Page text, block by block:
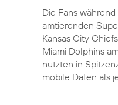
Die Fans
amtierenden
Kansas City
Miami Dolphins
nutzten in
mobile Daten als